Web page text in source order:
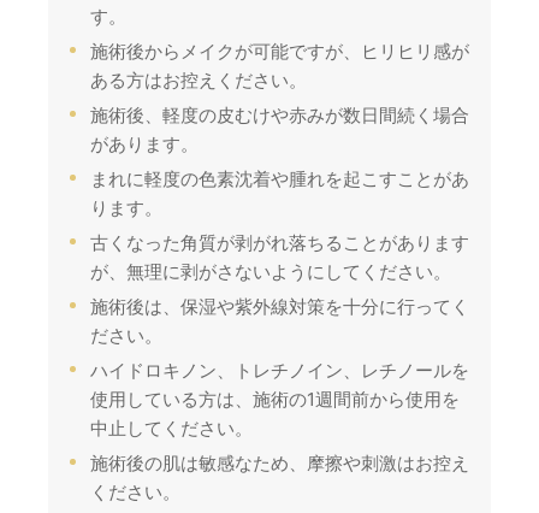
す。
施術後からメイクが可能ですが、ヒリヒリ感が
ある方はお控えください。
施術後、軽度の皮むけや赤みが数日間続く場合
があります。
まれに軽度の色素沈着や腫れを起こすことがあ
ります。
古くなった角質が剥がれ落ちることがあります
が、無理に剥がさないようにしてください。
施術後は、保湿や紫外線対策を十分に行ってく
ださい。
ハイドロキノン、トレチノイン、レチノールを
使用している方は、施術の1週間前から使用を
中止してください。
施術後の肌は敏感なため、摩擦や刺激はお控え
ください。